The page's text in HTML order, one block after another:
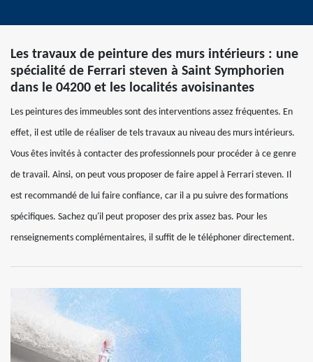
Les travaux de peinture des murs intérieurs : une
spécialité de Ferrari steven à Saint Symphorien
dans le 04200 et les localités avoisinantes
Les peintures des immeubles sont des interventions assez fréquentes. En
effet, il est utile de réaliser de tels travaux au niveau des murs intérieurs.
Vous êtes invités à contacter des professionnels pour procéder à ce genre
de travail. Ainsi, on peut vous proposer de faire appel à Ferrari steven. Il
est recommandé de lui faire confiance, car il a pu suivre des formations
spécifiques. Sachez qu'il peut proposer des prix assez bas. Pour les
renseignements complémentaires, il suffit de le téléphoner directement.